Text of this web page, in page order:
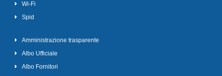
Wi-Fi
Spid
Amministrazione trasparente
Albo Ufficiale
Albo Fornitori